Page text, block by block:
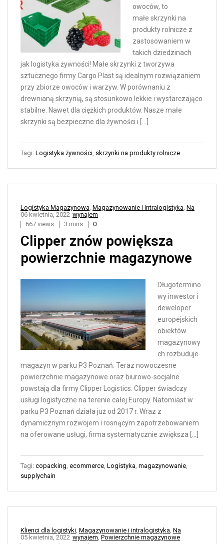
owoców, to
małe skrzynki na
produkty rolnicze z
zastosowaniem w
takich dziedzinach
jak logistyka żywności! Małe skrzynki z tworzywa
sztucznego firmy Cargo Plast są idealnym rozwiązaniem
przy zbiorze owoców i warzyw. W porównaniu z
drewnianą skrzynią, są stosunkowo lekkie i wystarczająco
stabilne. Nawet dla ciężkich produktów. Nasze małe
skrzynki są bezpieczne dla żywności i […]
Tagi: Logistyka żywności, skrzynki na produkty rolnicze
Logistyka Magazynowa, Magazynowanie i intralogistyka, Na
wynajem
06 kwietnia, 2022
667 views
3 mins 0
Clipper znów powiększa
powierzchnie magazynowe
Długotermino
wy inwestor i
deweloper
europejskich
obiektów
magazynowy
ch rozbuduje
magazyn w parku P3 Poznań. Teraz nowoczesne
powierzchnie magazynowe oraz biurowo-socjalne
powstają dla firmy Clipper Logistics. Clipper świadczy
usługi logistyczne na terenie całej Europy. Natomiast w
parku P3 Poznań działa już od 2017 r. Wraz z
dynamicznym rozwojem i rosnącym zapotrzebowaniem
na oferowane usługi, firma systematycznie zwiększa […]
Tagi: copacking, ecommerce, Logistyka, magazynowanie,
supplychain
Klienci dla logistyki, Magazynowanie i intralogistyka, Na
wynajem, Powierzchnie magazynowe
05 kwietnia, 2022